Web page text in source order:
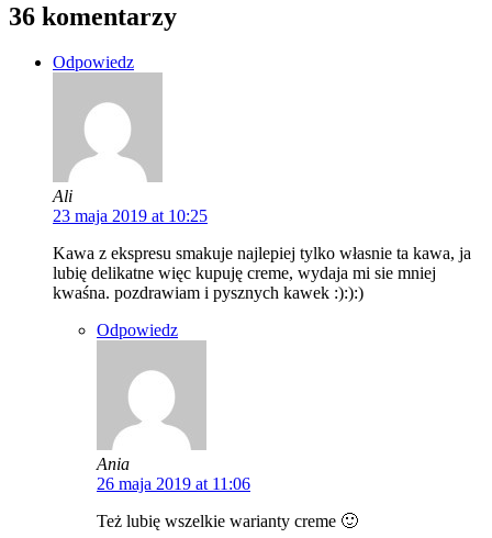
36 komentarzy
Odpowiedz
Ali
23 maja 2019 at 10:25
Kawa z ekspresu smakuje najlepiej tylko własnie ta kawa, ja
lubię delikatne więc kupuję creme, wydaja mi sie mniej
kwaśna. pozdrawiam i pysznych kawek :):):)
Odpowiedz
Ania
26 maja 2019 at 11:06
Też lubię wszelkie warianty creme 🙂